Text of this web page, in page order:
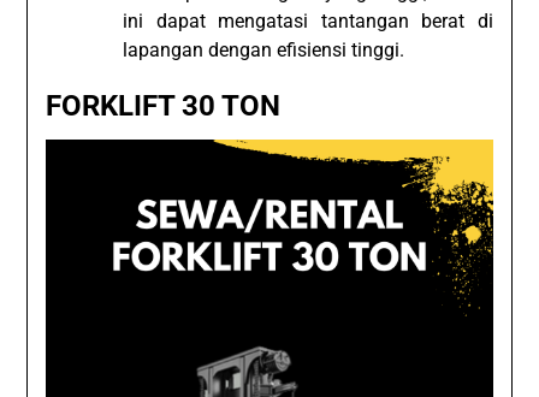
ini dapat mengatasi tantangan berat di
lapangan dengan efisiensi tinggi.
FORKLIFT 30 TON